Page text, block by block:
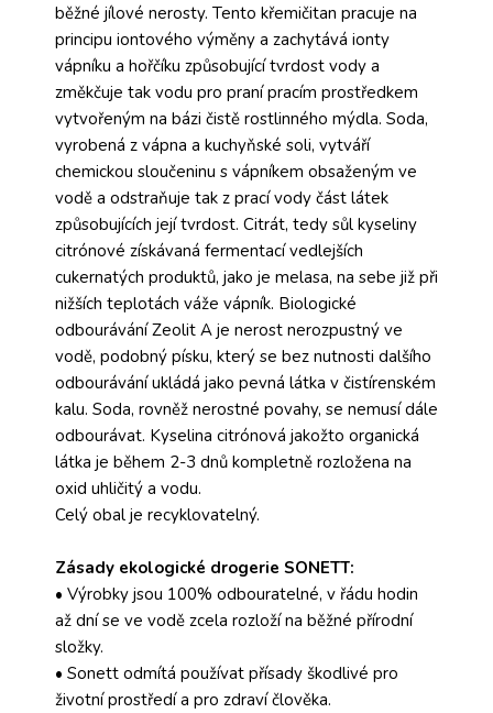
běžné jílové nerosty. Tento křemičitan pracuje na
principu iontového výměny a zachytává ionty
vápníku a hořčíku způsobující tvrdost vody a
změkčuje tak vodu pro praní pracím prostředkem
vytvořeným na bázi čistě rostlinného mýdla. Soda,
vyrobená z vápna a kuchyňské soli, vytváří
chemickou sloučeninu s vápníkem obsaženým ve
vodě a odstraňuje tak z prací vody část látek
způsobujících její tvrdost. Citrát, tedy sůl kyseliny
citrónové získávaná fermentací vedlejších
cukernatých produktů, jako je melasa, na sebe již při
nižších teplotách váže vápník. Biologické
odbourávání Zeolit A je nerost nerozpustný ve
vodě, podobný písku, který se bez nutnosti dalšího
odbourávání ukládá jako pevná látka v čistírenském
kalu. Soda, rovněž nerostné povahy, se nemusí dále
odbourávat. Kyselina citrónová jakožto organická
látka je během 2-3 dnů kompletně rozložena na
oxid uhličitý a vodu.
Celý obal je recyklovatelný.
Zásady ekologické drogerie SONETT:
• Výrobky jsou 100% odbouratelné, v řádu hodin
až dní se ve vodě zcela rozloží na běžné přírodní
složky.
• Sonett odmítá používat přísady škodlivé pro
životní prostředí a pro zdraví člověka.